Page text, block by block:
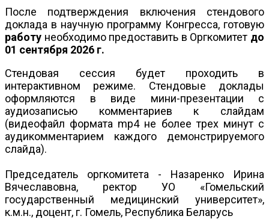
После подтверждения включения стендового
доклада в научную программу Конгресса, готовую
работу необходимо предоставить в Оргкомитет до
01 сентября 2026 г.
Стендовая сессия будет проходить в
интерактивном режиме. Стендовые доклады
оформляются в виде мини-презентации с
аудиозаписью комментариев к слайдам
(видеофайл формата mp4не более трех минут с
аудикомментарием каждого демонстрируемого
слайда).
Председатель оргкомитета - Назаренко Ирина
Вячеславовна, ректор УО «Гомельский
государственный медицинский университет»,
к.м.н., доцент, г. Гомель, Республика Беларусь